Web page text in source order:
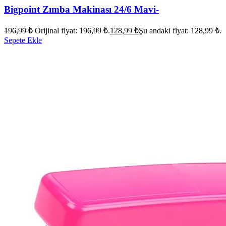
Bigpoint Zımba Makinası 24/6 Mavi-
196,99₺ Orijinal fiyat: 196,99 ₺.128,99 ₺Şu andaki fiyat: 128,99 ₺.
Sepete Ekle